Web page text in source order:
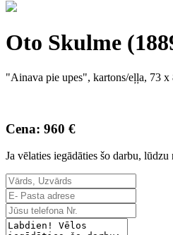
Oto Skulme
"Ainava pie upes", kartons/eļļa, 73 x
Cena: 960 €
Ja vēlaties iegādāties šo darbu,